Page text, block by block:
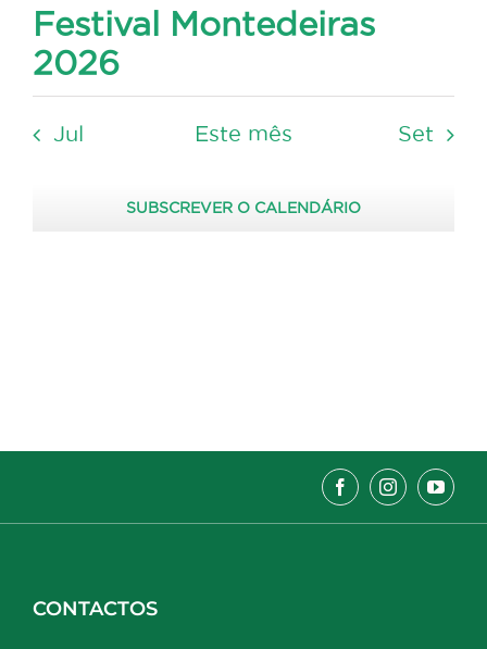
Festival Montedeiras
2026
Jul Este mês Set
SUBSCREVER O CALENDÁRIO
CONTACTOS